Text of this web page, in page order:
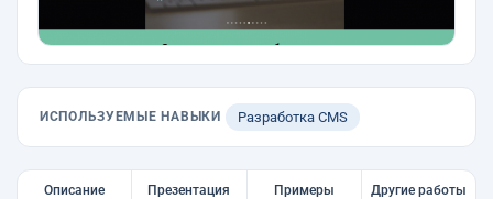
ИСПОЛЬЗУЕМЫЕ НАВЫКИ Разработка CMS
Описание Презентация Примеры Другие работы